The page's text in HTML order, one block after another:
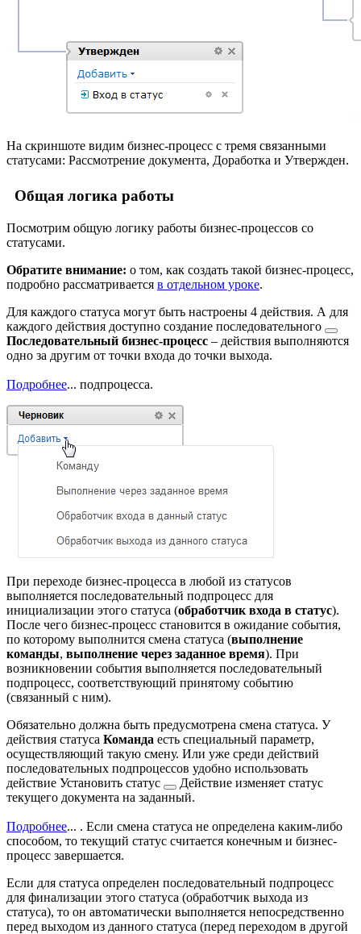
На скриншоте видим бизнес-процесс с тремя связанными
статусами: Рассмотрение документа, Доработка и Утвержден.
Общая логика работы
Посмотрим общую логику работы бизнес-процессов со
статусами.
Обратите внимание: о том, как создать такой бизнес-процесс,
подробно рассматривается в отдельном уроке.
Для каждого статуса могут быть настроены 4 действия. А для
каждого действия доступно создание последовательного
Последовательный бизнес-процесс – действия выполняются
одно за другим от точки входа до точки выхода.
Подробнее... подпроцесса.
При переходе бизнес-процесса в любой из статусов
выполняется последовательный подпроцесс для
инициализации этого статуса (обработчик входа в статус).
После чего бизнес-процесс становится в ожидание события,
по которому выполнится смена статуса (выполнение
команды, выполнение через заданное время). При
возникновении события выполняется последовательный
подпроцесс, соответствующий принятому событию
(связанный с ним).
Обязательно должна быть предусмотрена смена статуса. У
действия статуса Команда есть специальный параметр,
осуществляющий такую смену. Или уже среди действий
последовательных подпроцессов удобно использовать
действие Установить статус
Действие изменяет статус
текущего документа на заданный.
Подробнее... . Если смена статуса не определена каким-либо
способом, то текущий статус считается конечным и бизнес-
процесс завершается.
Если для статуса определен последовательный подпроцесс
для финализации этого статуса (обработчик выхода из
статуса), то он автоматически выполняется непосредственно
перед выходом из данного статуса (перед переходом в другой